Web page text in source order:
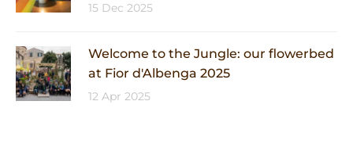
15 Dec 2025
Welcome to the Jungle: our flowerbed
at Fior d'Albenga 2025
12 Apr 2025